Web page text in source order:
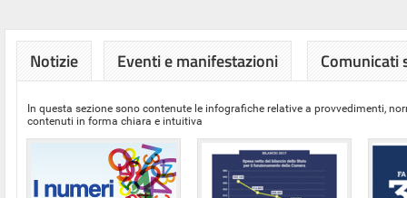
Notizie Eventi e manifestazioni Comunicati
In questa sezione sono contenute le infografiche relative a provvedimenti,
contenuti in forma chiara e intuitiva